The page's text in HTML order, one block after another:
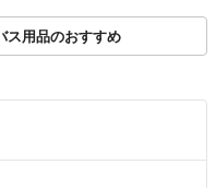
ス用品のおすすめ